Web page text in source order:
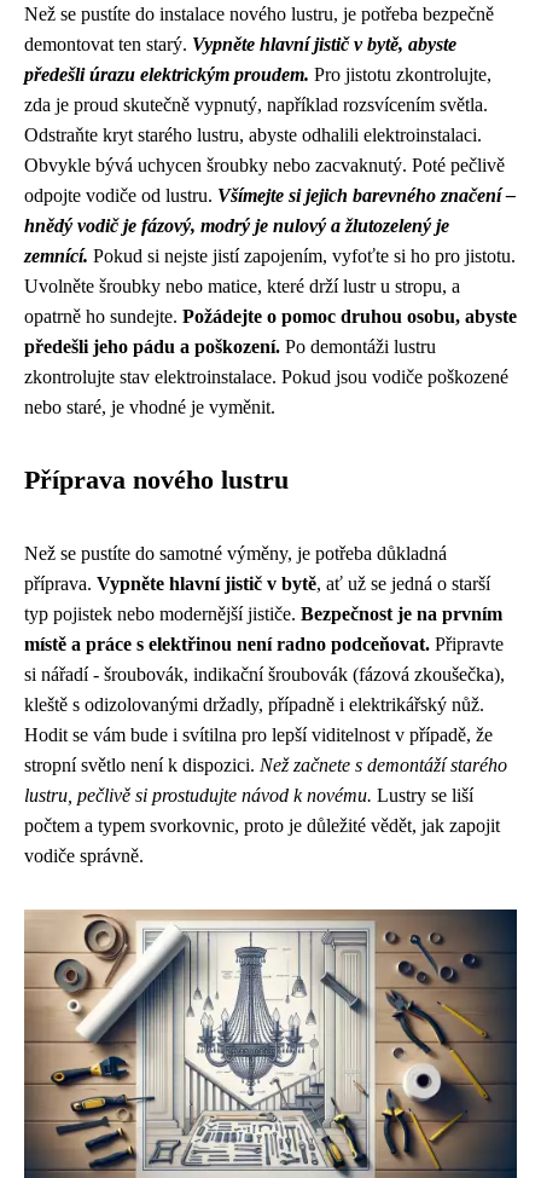
Než se pustíte do instalace nového lustru, je potřeba bezpečně
demontovat ten starý. Vypněte hlavní jistič v bytě, abyste
předešli úrazu elektrickým proudem. Pro jistotu zkontrolujte,
zda je proud skutečně vypnutý, například rozsvícením světla.
Odstraňte kryt starého lustru, abyste odhalili elektroinstalaci.
Obvykle bývá uchycen šroubky nebo zacvaknutý. Poté pečlivě
odpojte vodiče od lustru. Všímejte si jejich barevného značení –
hnědý vodič je fázový, modrý je nulový a žlutozelený je
zemnící. Pokud si nejste jistí zapojením, vyfoťte si ho pro jistotu.
Uvolněte šroubky nebo matice, které drží lustr u stropu, a
opatrně ho sundejte. Požádejte o pomoc druhou osobu, abyste
předešli jeho pádu a poškození. Po demontáži lustru
zkontrolujte stav elektroinstalace. Pokud jsou vodiče poškozené
nebo staré, je vhodné je vyměnit.
Příprava nového lustru
Než se pustíte do samotné výměny, je potřeba důkladná
příprava. Vypněte hlavní jistič v bytě, ať už se jedná o starší
typ pojistek nebo modernější jističe. Bezpečnost je na prvním
místě a práce s elektřinou není radno podceňovat. Připravte
si nářadí - šroubovák, indikační šroubovák (fázová zkoušečka),
kleště s odizolovanými držadly, případně i elektrikářský nůž.
Hodit se vám bude i svítilna pro lepší viditelnost v případě, že
stropní světlo není k dispozici. Než začnete s demontáží starého
lustru, pečlivě si prostudujte návod k novému. Lustry se liší
počtem a typem svorkovnic, proto je důležité vědět, jak zapojit
vodiče správně.